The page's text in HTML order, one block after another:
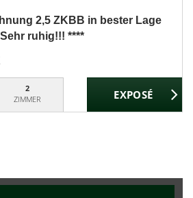
2,5 ZKBB in bester Lage
ruhig!!! ****
2
ZIMMER